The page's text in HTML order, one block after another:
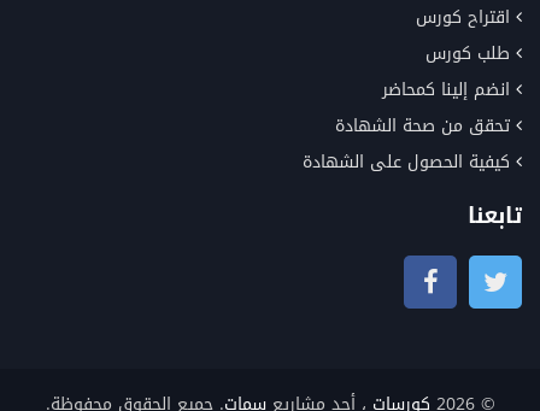
اقتراح كورس
طلب كورس
انضم إلينا كمحاضر
تحقق من صحة الشهادة
كيفية الحصول على الشهادة
تابعنا
© 2026 كورسات ، أحد مشاريعسمات. جميع الحقوق محفوظة.